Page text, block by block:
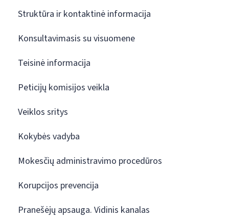
Struktūra ir kontaktinė informacija
Konsultavimasis su visuomene
Teisinė informacija
Peticijų komisijos veikla
Veiklos sritys
Kokybės vadyba
Mokesčių administravimo procedūros
Korupcijos prevencija
Pranešėjų apsauga. Vidinis kanalas